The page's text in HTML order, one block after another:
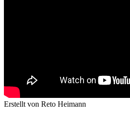
Erstellt von Reto Heimann